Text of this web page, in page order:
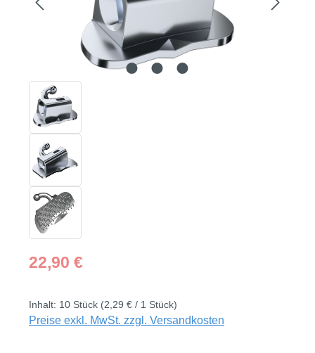
Regulärer Preis:
22,90 €
Inhalt: 10 Stück (2,29 € / 1 Stück)
Preise exkl. MwSt. zzgl. Versandkosten